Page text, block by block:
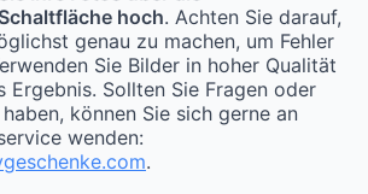
hoch. Achten Sie darauf,
genau zu machen, um Fehler
Sie Bilder in hoher Qualität
Ergebnis. Sollten Sie Fragen oder
können Sie sich gerne an
wenden:
.